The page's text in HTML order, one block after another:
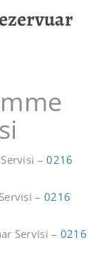
–0216
– 0216
Servisi – 0216